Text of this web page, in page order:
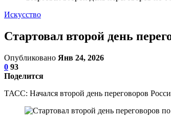
Искусство
Стартовал второй день
Опубликовано Янв 24, 2026
0 93
Поделится
ТАСС: Начался второй день переговоров